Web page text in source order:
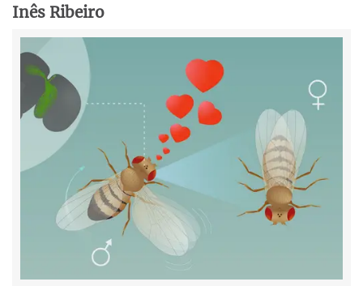
Inês Ribeiro